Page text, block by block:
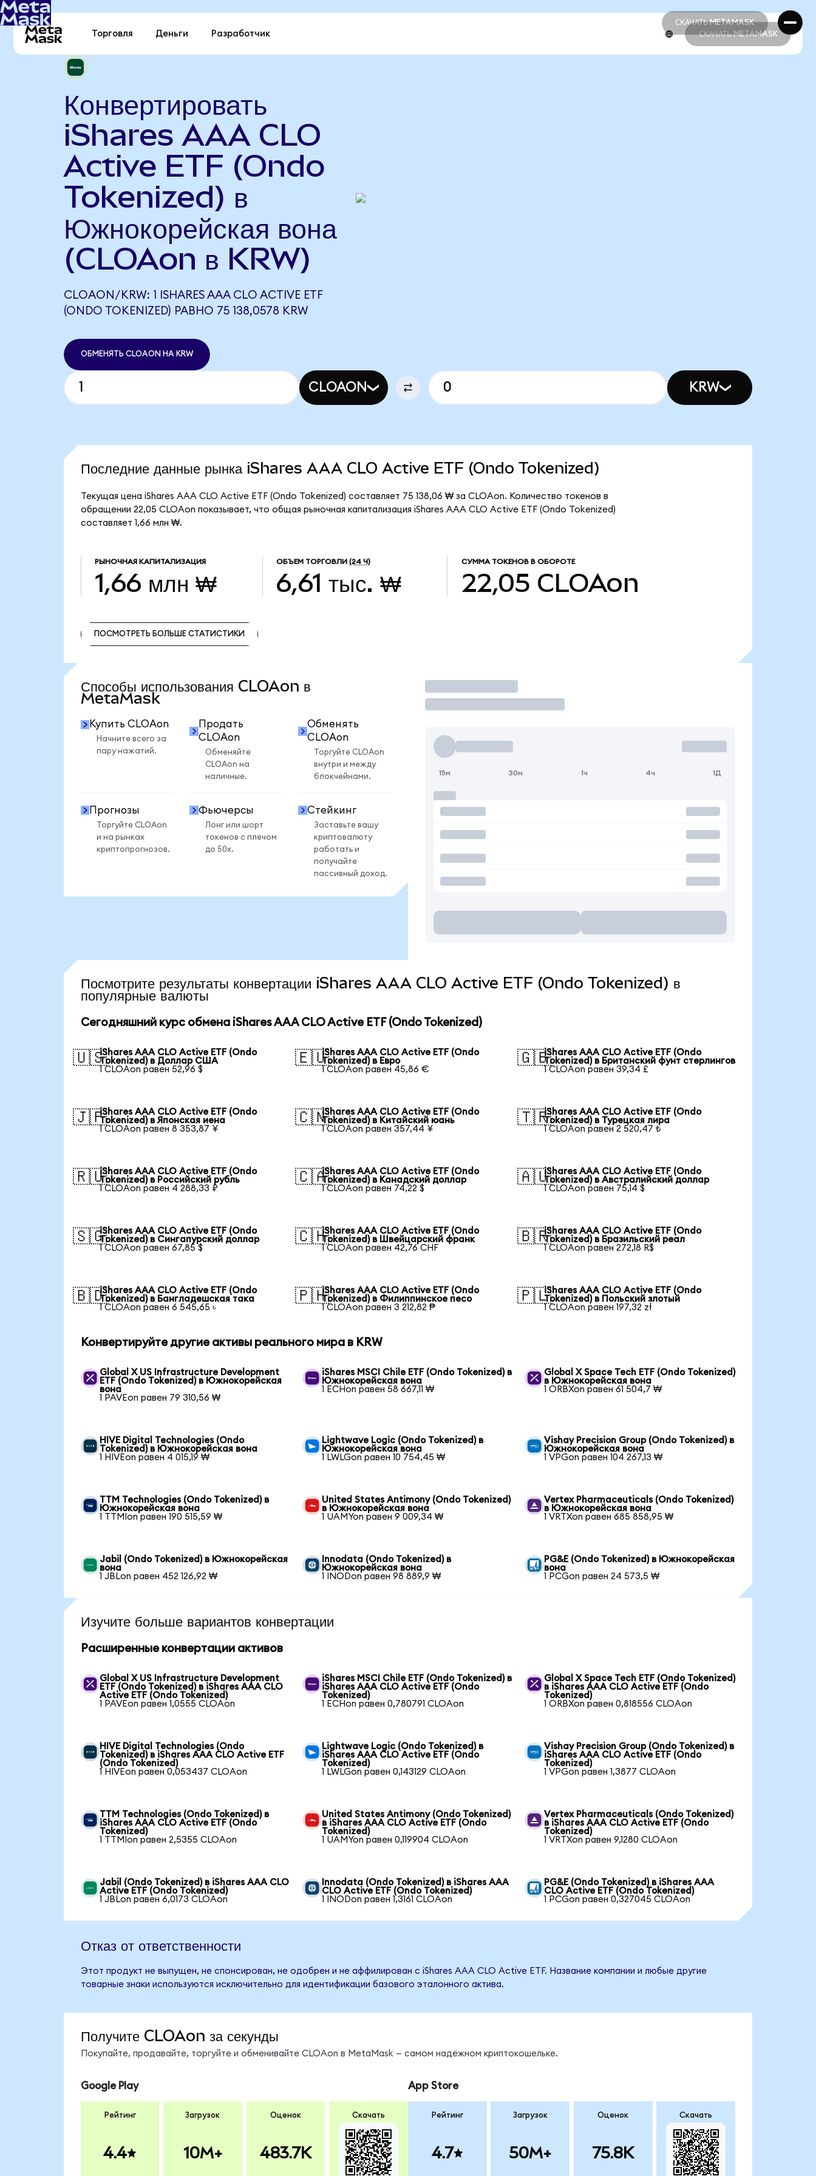
СКАЧАТЬ METAMASK
СКАЧАТЬ METAMASK
Торговля Деньги Разработчик СКАЧАТЬ METAMASK
Конвертировать
iShares AAA CLO
Active ETF (Ondo
Tokenized) в
Южнокорейская вона
(CLOAon в KRW)
CLOAON/KRW: 1 ISHARES AAA CLO ACTIVE ETF
(ONDO TOKENIZED) РАВНО 75 138,0578 KRW
ОБМЕНЯТЬ CLOAON НА KRW
CLOAON KRW
Последние данные рынка iShares AAA CLO Active ETF (Ondo Tokenized)
Текущая цена iShares AAA CLO Active ETF (Ondo Tokenized) составляет 75 138,06 ₩ за CLOAon. Количество токенов в
обращении 22,05 CLOAon показывает, что общая рыночная капитализация iShares AAA CLO Active ETF (Ondo Tokenized)
составляет 1,66 млн ₩.
РЫНОЧНАЯ КАПИТАЛИЗАЦИЯ
1,66 млн ₩
ОБЪЕМ ТОРГОВЛИ (24 Ч)
6,61 тыс. ₩
СУММА ТОКЕНОВ В ОБОРОТЕ
22,05 CLOAon
ПОСМОТРЕТЬ БОЛЬШЕ СТАТИСТИКИ
Способы использования CLOAon в
MetaMask
Купить CLOAon
Начните всего за
пару нажатий.
Продать
CLOAon
Обменяйте
CLOAon на
наличные.
Обменять
CLOAon
Торгуйте CLOAon
внутри и между
блокчейнами.
Прогнозы
Торгуйте CLOAon
и на рынках
криптопрогнозов.
Фьючерсы
Лонг или шорт
токенов с плечом
до 50x.
Стейкинг
Заставьте вашу
криптовалюту
работать и
получайте
пассивный доход.
Торговать
15м 30м 1ч 4ч 1Д
Посмотрите результаты конвертации iShares AAA CLO Active ETF (Ondo Tokenized) в
популярные валюты
Сегодняшний курс обмена iShares AAA CLO Active ETF (Ondo Tokenized)
🇺🇸iShares AAA CLO Active ETF (Ondo
Tokenized) в Доллар США
1 CLOAon равен 52,96 $
🇪🇺iShares AAA CLO Active ETF (Ondo
Tokenized) в Евро
1 CLOAon равен 45,86 €
🇬🇧iShares AAA CLO Active ETF (Ondo
Tokenized) в Британский фунт стерлингов
1 CLOAon равен 39,34 £
🇯🇵iShares AAA CLO Active ETF (Ondo
Tokenized) в Японская иена
1 CLOAon равен 8 353,87 ¥
🇨🇳iShares AAA CLO Active ETF (Ondo
Tokenized) в Китайский юань
1 CLOAon равен 357,44 ¥
🇹🇷iShares AAA CLO Active ETF (Ondo
Tokenized) в Турецкая лира
1 CLOAon равен 2 520,47 ₺
🇷🇺iShares AAA CLO Active ETF (Ondo
Tokenized) в Российский рубль
1 CLOAon равен 4 288,33 ₽
🇨🇦iShares AAA CLO Active ETF (Ondo
Tokenized) в Канадский доллар
1 CLOAon равен 74,22 $
🇦🇺iShares AAA CLO Active ETF (Ondo
Tokenized) в Австралийский доллар
1 CLOAon равен 75,14 $
🇸🇬iShares AAA CLO Active ETF (Ondo
Tokenized) в Сингапурский доллар
1 CLOAon равен 67,85 $
🇨🇭iShares AAA CLO Active ETF (Ondo
Tokenized) в Швейцарский франк
1 CLOAon равен 42,76 CHF
🇧🇷iShares AAA CLO Active ETF (Ondo
Tokenized) в Бразильский реал
1 CLOAon равен 272,18 R$
🇧🇩iShares AAA CLO Active ETF (Ondo
Tokenized) в Бангладешская така
1 CLOAon равен 6 545,65 ৳
🇵🇭iShares AAA CLO Active ETF (Ondo
Tokenized) в Филиппинское песо
1 CLOAon равен 3 212,82 ₱
🇵🇱iShares AAA CLO Active ETF (Ondo
Tokenized) в Польский злотый
1 CLOAon равен 197,32 zł
Конвертируйте другие активы реального мира в KRW
Global X US Infrastructure Development
ETF (Ondo Tokenized) в Южнокорейская
вона
1 PAVEon равен 79 310,56 ₩
iShares MSCI Chile ETF (Ondo Tokenized) в
Южнокорейская вона
1 ECHon равен 58 667,11 ₩
Global X Space Tech ETF (Ondo Tokenized)
в Южнокорейская вона
1 ORBXon равен 61 504,7 ₩
HIVE Digital Technologies (Ondo
Tokenized) в Южнокорейская вона
1 HIVEon равен 4 015,19 ₩
Lightwave Logic (Ondo Tokenized) в
Южнокорейская вона
1 LWLGon равен 10 754,45 ₩
Vishay Precision Group (Ondo Tokenized) в
Южнокорейская вона
1 VPGon равен 104 267,13 ₩
TTM Technologies (Ondo Tokenized) в
Южнокорейская вона
1 TTMIon равен 190 515,59 ₩
United States Antimony (Ondo Tokenized)
в Южнокорейская вона
1 UAMYon равен 9 009,34 ₩
Vertex Pharmaceuticals (Ondo Tokenized)
в Южнокорейская вона
1 VRTXon равен 685 858,95 ₩
Jabil (Ondo Tokenized) в Южнокорейская
вона
1 JBLon равен 452 126,92 ₩
Innodata (Ondo Tokenized) в
Южнокорейская вона
1 INODon равен 98 889,9 ₩
PG&E (Ondo Tokenized) в Южнокорейская
вона
1 PCGon равен 24 573,5 ₩
Изучите больше вариантов конвертации
Расширенные конвертации активов
Global X US Infrastructure Development
ETF (Ondo Tokenized) в iShares AAA CLO
Active ETF (Ondo Tokenized)
1 PAVEon равен 1,0555 CLOAon
iShares MSCI Chile ETF (Ondo Tokenized) в
iShares AAA CLO Active ETF (Ondo
Tokenized)
1 ECHon равен 0,780791 CLOAon
Global X Space Tech ETF (Ondo Tokenized)
в iShares AAA CLO Active ETF (Ondo
Tokenized)
1 ORBXon равен 0,818556 CLOAon
HIVE Digital Technologies (Ondo
Tokenized) в iShares AAA CLO Active ETF
(Ondo Tokenized)
1 HIVEon равен 0,053437 CLOAon
Lightwave Logic (Ondo Tokenized) в
iShares AAA CLO Active ETF (Ondo
Tokenized)
1 LWLGon равен 0,143129 CLOAon
Vishay Precision Group (Ondo Tokenized) в
iShares AAA CLO Active ETF (Ondo
Tokenized)
1 VPGon равен 1,3877 CLOAon
TTM Technologies (Ondo Tokenized) в
iShares AAA CLO Active ETF (Ondo
Tokenized)
1 TTMIon равен 2,5355 CLOAon
United States Antimony (Ondo Tokenized)
в iShares AAA CLO Active ETF (Ondo
Tokenized)
1 UAMYon равен 0,119904 CLOAon
Vertex Pharmaceuticals (Ondo Tokenized)
в iShares AAA CLO Active ETF (Ondo
Tokenized)
1 VRTXon равен 9,1280 CLOAon
Jabil (Ondo Tokenized) в iShares AAA CLO
Active ETF (Ondo Tokenized)
1 JBLon равен 6,0173 CLOAon
Innodata (Ondo Tokenized) в iShares AAA
CLO Active ETF (Ondo Tokenized)
1 INODon равен 1,3161 CLOAon
PG&E (Ondo Tokenized) в iShares AAA
CLO Active ETF (Ondo Tokenized)
1 PCGon равен 0,327045 CLOAon
Отказ от ответственности
Этот продукт не выпущен, не спонсирован, не одобрен и не аффилирован с iShares AAA CLO Active ETF. Название компании и любые другие
товарные знаки используются исключительно для идентификации базового эталонного актива.
Получите CLOAon за секунды
Покупайте, продавайте, торгуйте и обменивайте CLOAon в MetaMask — самом надёжном криптокошельке.
Google Play
Рейтинг
4.4
Загрузок
10M+
Оценок
483.7K
Скачать
App Store
Рейтинг
4.7
Загрузок
50M+
Оценок
75.8K
Скачать